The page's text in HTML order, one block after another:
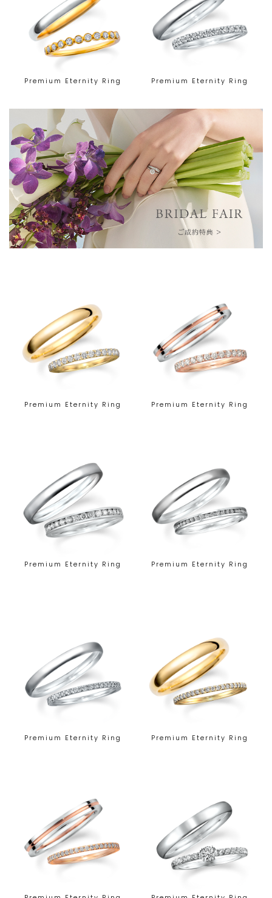
Premium Eternity Ring Premium Eternity Ring
Premium Eternity Ring Premium Eternity Ring
Premium Eternity Ring Premium Eternity Ring
Premium Eternity Ring Premium Eternity Ring